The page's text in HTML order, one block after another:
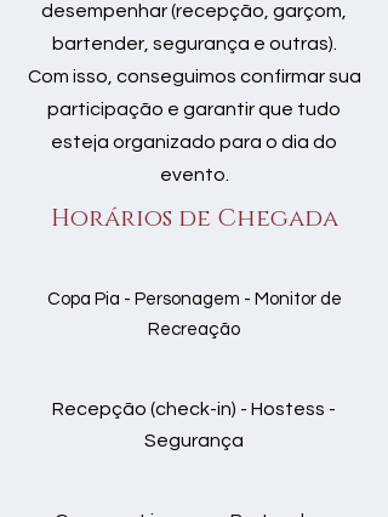
desempenhar (recepção, garçom,
bartender, segurança e outras).
Com isso, conseguimos confirmar sua
participação e garantir que tudo
esteja organizado para o dia do
evento.
Horários de Chegada
Copa Pia - Personagem - Monitor de
Recreação
Recepção (check-in) - Hostess -
Segurança